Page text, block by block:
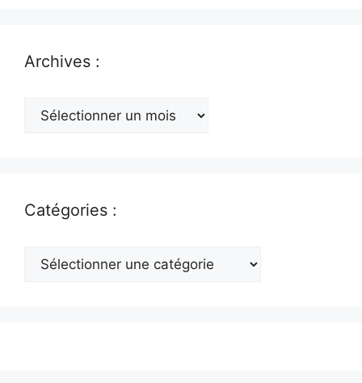
Archives :
Archives
Catégories :
Catégories